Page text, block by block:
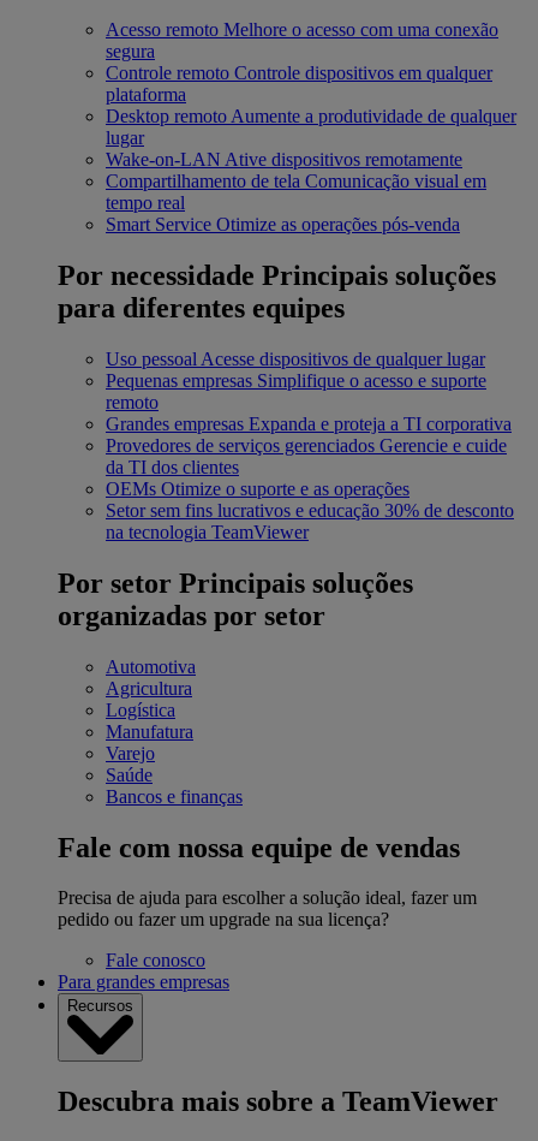
Acesso remoto Melhore o acesso com uma conexão
segura
Controle remoto Controle dispositivos em qualquer
plataforma
Desktop remoto Aumente a produtividade de qualquer
lugar
Wake-on-LAN Ative dispositivos remotamente
Compartilhamento de tela Comunicação visual em
tempo real
Smart Service Otimize as operações pós-venda
Por necessidade Principais soluções
para diferentes equipes
Uso pessoal Acesse dispositivos de qualquer lugar
Pequenas empresas Simplifique o acesso e suporte
remoto
Grandes empresas Expanda e proteja a TI corporativa
Provedores de serviços gerenciados Gerencie e cuide
da TI dos clientes
OEMs Otimize o suporte e as operações
Setor sem fins lucrativos e educação 30% de desconto
na tecnologia TeamViewer
Por setor Principais soluções
organizadas por setor
Automotiva
Agricultura
Logística
Manufatura
Varejo
Saúde
Bancos e finanças
Fale com nossa equipe de vendas
Precisa de ajuda para escolher a solução ideal, fazer um
pedido ou fazer um upgrade na sua licença?
Fale conosco
Para grandes empresas
Recursos
Descubra mais sobre a TeamViewer